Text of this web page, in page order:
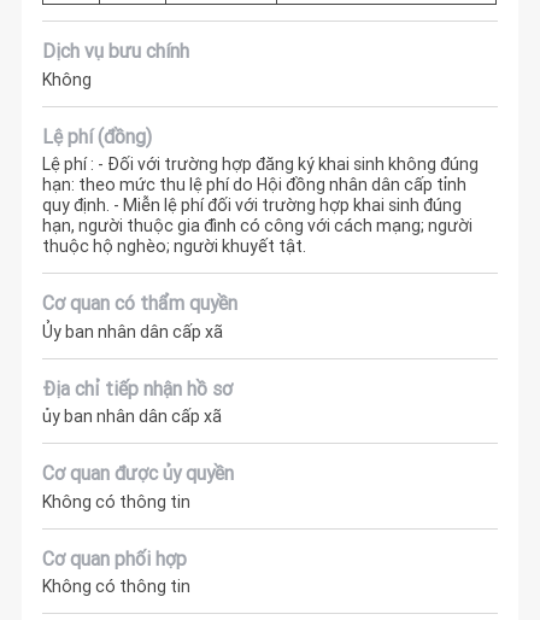
Dịch vụ bưu chính
Không
Lệ phí (đồng)
Lệ phí : - Đối với trường hợp đăng ký khai sinh không đúng
hạn: theo mức thu lệ phí do Hội đồng nhân dân cấp tỉnh
quy định. - Miễn lệ phí đối với trường hợp khai sinh đúng
hạn, người thuộc gia đình có công với cách mạng; người
thuộc hộ nghèo; người khuyết tật.
Cơ quan có thẩm quyền
Ủy ban nhân dân cấp xã
Địa chỉ tiếp nhận hồ sơ
ủy ban nhân dân cấp xã
Cơ quan được ủy quyền
Không có thông tin
Cơ quan phối hợp
Không có thông tin